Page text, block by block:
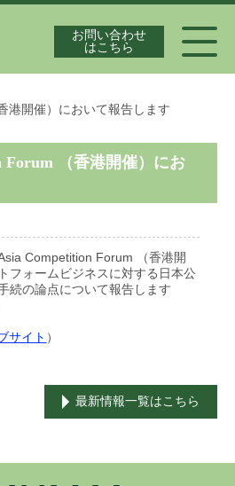
お問い合わせ
はこちら
護士紹介
法案件の実績
新情報
港開催）において報告します
Forum （香港開催）にお
Competition Forum （香港開
フォームビジネスに対する日本公
続の論点について報告します
サイト ）
最新情報一覧はこちら